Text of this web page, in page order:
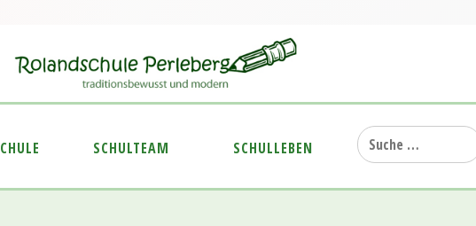
SCHULTEAM SCHULLEBEN
Suche